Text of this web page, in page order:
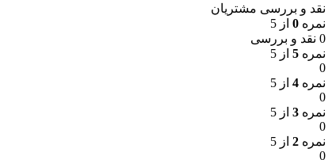
نقد و بررسی مشتریان
نمره 0 از 5
0 نقد و بررسی
نمره 5 از 5
0
نمره 4 از 5
0
نمره 3 از 5
0
نمره 2 از 5
0